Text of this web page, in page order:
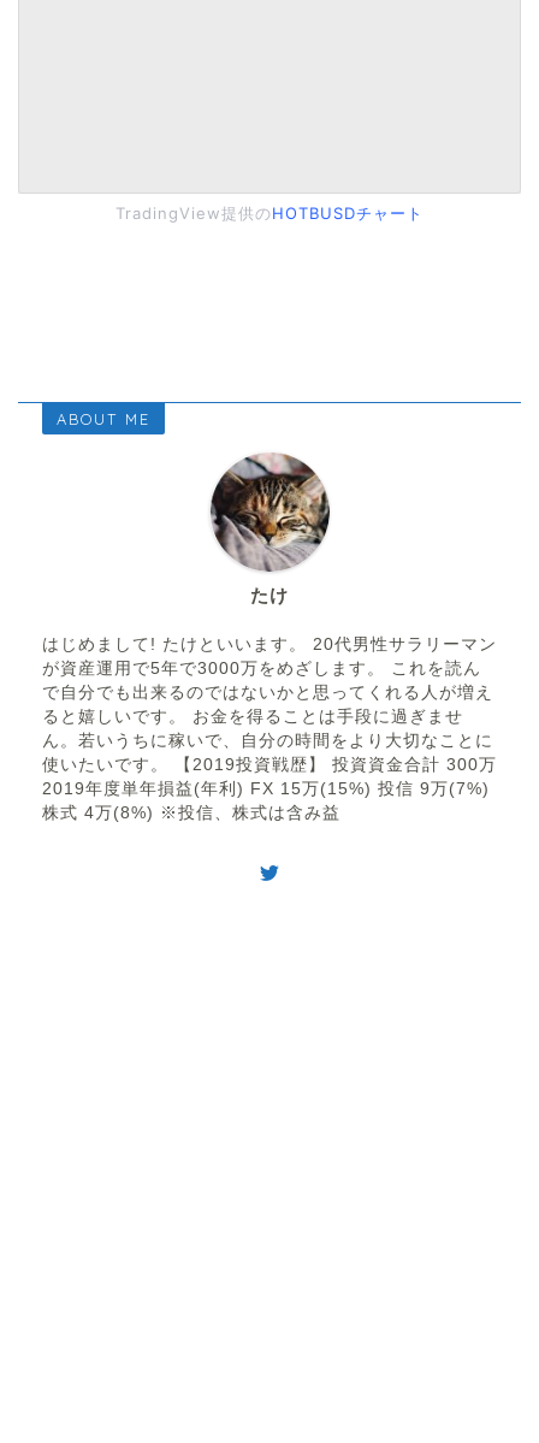
TradingView提供のHOTBUSDチャート
ABOUT ME
たけ
はじめまして! たけといいます。 20代男性サラリーマン
が資産運用で5年で3000万をめざします。 これを読ん
で自分でも出来るのではないかと思ってくれる人が増え
ると嬉しいです。 お金を得ることは手段に過ぎませ
ん。若いうちに稼いで、自分の時間をより大切なことに
使いたいです。 【2019投資戦歴】 投資資金合計 300万
2019年度単年損益(年利) FX 15万(15%) 投信 9万(7%)
株式 4万(8%) ※投信、株式は含み益